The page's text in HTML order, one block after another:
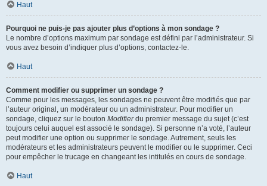
Haut
Pourquoi ne puis-je pas ajouter plus d’options à mon sondage ?
Le nombre d’options maximum par sondage est défini par l’administrateur. Si
vous avez besoin d’indiquer plus d’options, contactez-le.
Haut
Comment modifier ou supprimer un sondage ?
Comme pour les messages, les sondages ne peuvent être modifiés que par
l’auteur original, un modérateur ou un administrateur. Pour modifier un
sondage, cliquez sur le bouton Modifierdu premier message du sujet (c’est
toujours celui auquel est associé le sondage). Si personne n’a voté, l’auteur
peut modifier une option ou supprimer le sondage. Autrement, seuls les
modérateurs et les administrateurs peuvent le modifier ou le supprimer. Ceci
pour empêcher le trucage en changeant les intitulés en cours de sondage.
Haut